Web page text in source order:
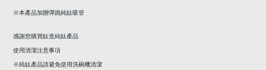
※本產品加贈彈跳純鈦吸管
感謝您購買鈦造純鈦產品
使用清潔注意事項
※純鈦產品請避免使用洗碗機清潔